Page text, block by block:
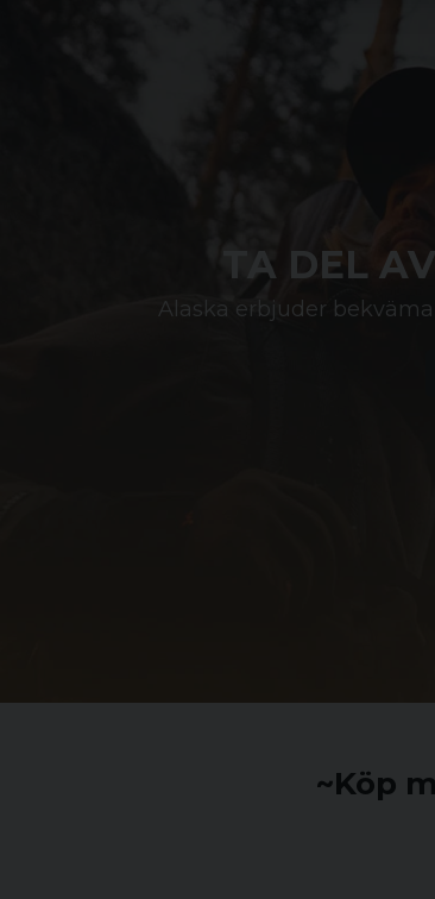
TA DEL
Alaska erbjuder
~Köp